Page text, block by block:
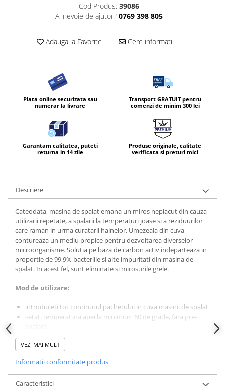
Servetele Umede Multisuprfete
Ingrijire Personala
Deo Incaltaminte
Ingrijire intima
Lotiune de corp
Sapunuri
Spuma de baie
Balsam de par
Fixativ si spuma de par
Masca & Gel de par
Sampon
Vopsea de par
Servetele Umede & Uscate
Cosmetice copii
Odorizante
Aer Conditionat
Baie
Camera
Cod Produs: 39086
Ai nevoie de ajutor? 0769 398 805
Adauga la Favorite Cere informatii
Plata online securizata sau
numerar la livrare
Transport GRATUIT pentru
comenzi de minim 300 lei
Garantam calitatea, puteti
returna in 14 zile
Produse originale, calitate
verificata si preturi mici
Descriere
Cateodata, masina de spalat emana un miros neplacut din cauza
utilizarii repetate, a spalarii la temperaturi joase si a reziduurilor
care raman in urma curatarii hainelor. Umezeala din cuva
contureaza un mediu propice pentru dezvoltarea diverselor
microorganisme. Solutia pe baza de carbon activ indeparteaza in
proportie de 99,9% bacteriile si alte impuritati din masina de
spalat. In acest fel, sunt eliminate si mirosurile grele.
Mod de utilizare:
introduceti tot continutul pachetului in cuva masinii de spalat
setati temperatura apei la minimum 60 de grade, fara pre-
nu adaugati detergent
masina poate fi utilizata imediat dupa curatare
in domeniul produselor de curatat.
Caracteristici
VEZI MAI MULT
Informatii conformitate produs
Caracteristici